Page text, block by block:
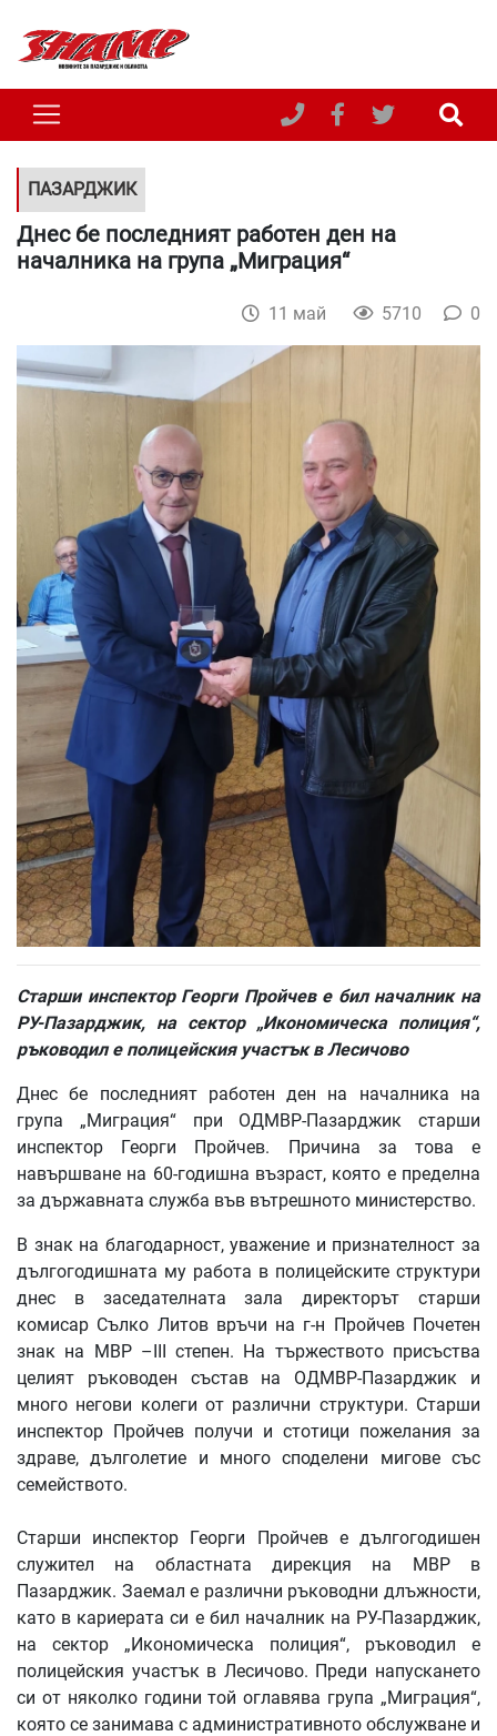
ПАЗАРДЖИК
Днес бе последният работен ден на
началника на група „Миграция“
11 май 5710 0
Старши инспектор Георги Пройчев е бил началник на
РУ-Пазарджик, на сектор „Икономическа полиция“,
ръководил е полицейския участък в Лесичово
Днес бе последният работен ден на началника на
група „Миграция“ при ОДМВР-Пазарджик старши
инспектор Георги Пройчев. Причина за това е
навършване на 60-годишна възраст, която е пределна
за държавната служба във вътрешното министерство.
В знак на благодарност, уважение и признателност за
дългогодишната му работа в полицейските структури
днес в заседателната зала директорът старши
комисар Сълко Литов връчи на г-н Пройчев Почетен
знак на МВР –III степен. На тържеството присъства
целият ръководен състав на ОДМВР-Пазарджик и
много негови колеги от различни структури. Старши
инспектор Пройчев получи и стотици пожелания за
здраве, дълголетие и много споделени мигове със
семейството.
Старши инспектор Георги Пройчев е дългогодишен
служител на областната дирекция на МВР в
Пазарджик. Заемал е различни ръководни длъжности,
като в кариерата си е бил началник на РУ-Пазарджик,
на сектор „Икономическа полиция“, ръководил е
полицейския участък в Лесичово. Преди напускането
си от няколко години той оглавява група „Миграция“,
която се занимава с административното обслужване и